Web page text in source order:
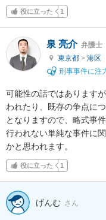
役に立った 1
泉 亮介 弁護士
東京都 > 港区
刑事事件に注
可能性の話ではあります
われたり、既存の争点に
となりますので、略式事
行われない単純な事件に
かと思われます。
役に立った 1
げんむ さん